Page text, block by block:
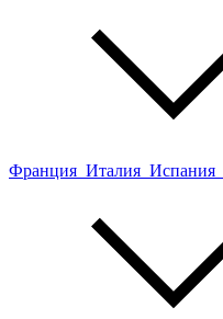
Франция Италия Испания